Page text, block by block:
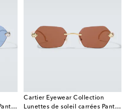
Lunettes de soleil carrées Panthère De Cartier
Cartier Eyewear Collection
Lunettes de soleil carrées Panthère De Cartier